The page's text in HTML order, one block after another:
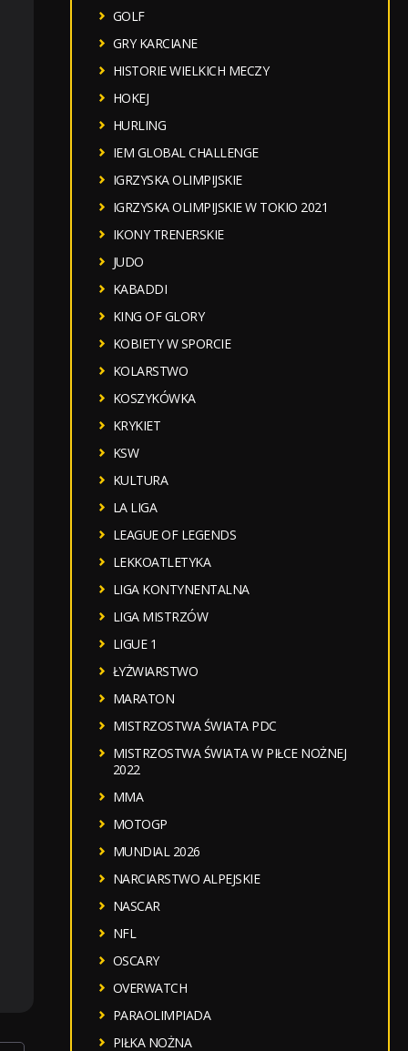
GOLF
GRY KARCIANE
HISTORIE WIELKICH MECZY
HOKEJ
HURLING
IEM GLOBAL CHALLENGE
IGRZYSKA OLIMPIJSKIE
IGRZYSKA OLIMPIJSKIE W TOKIO 2021
IKONY TRENERSKIE
JUDO
KABADDI
KING OF GLORY
KOBIETY W SPORCIE
KOLARSTWO
KOSZYKÓWKA
KRYKIET
KSW
KULTURA
LA LIGA
LEAGUE OF LEGENDS
LEKKOATLETYKA
LIGA KONTYNENTALNA
LIGA MISTRZÓW
LIGUE 1
ŁYŻWIARSTWO
MARATON
MISTRZOSTWA ŚWIATA PDC
MISTRZOSTWA ŚWIATA W PIŁCE NOŻNEJ
2022
MMA
MOTOGP
MUNDIAL 2026
NARCIARSTWO ALPEJSKIE
NASCAR
NFL
OSCARY
OVERWATCH
PARAOLIMPIADA
PIŁKA NOŻNA